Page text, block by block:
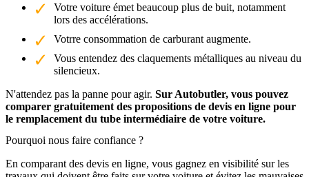
Votre voiture émet beaucoup plus de buit, notamment
lors des accélérations.
Votrre consommation de carburant augmente.
Vous entendez des claquements métalliques au niveau du
silencieux.
N'attendez pas la panne pour agir. Sur Autobutler, vous pouvez
comparer gratuitement des propositions de devis en ligne pour
le remplacement du tube intermédiaire de votre voiture.
Pourquoi nous faire confiance ?
En comparant des devis en ligne, vous gagnez en visibilité sur les